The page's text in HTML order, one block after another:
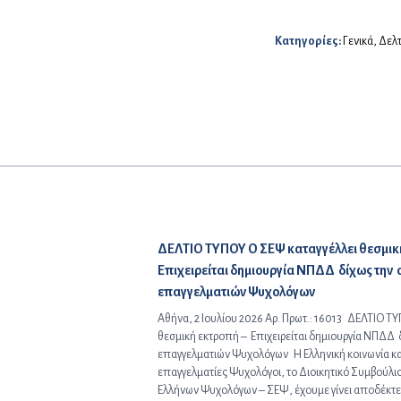
Κατηγορίες: Γενικά,
Προηγούμενο άρθρο:
ΔΕΛΤΙΟ ΤΥΠΟΥ Ο ΣΕΨ καταγγέλλει
Επιχειρείται δημιουργία ΝΠΔΔ δίχως την
επαγγελματιών Ψυχολόγων
Αθήνα, 2 Ιουλίου 2026 Αρ. Πρωτ.: 16013 ΔΕΛΤΙΟ
θεσμική εκτροπή – Επιχειρείται δημιουργία
επαγγελματιών Ψυχολόγων Η Ελληνική κοινωνία
επαγγελματίες Ψυχολόγοι, το Διοικητικό
Ελλήνων Ψυχολόγων – ΣΕΨ, έχουμε γίνει